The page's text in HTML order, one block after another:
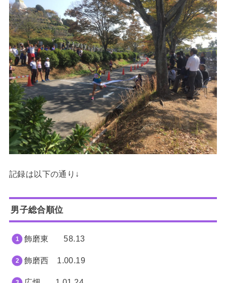
記録は以下の通り↓
男子総合順位
飾磨東 58.13
飾磨西 1.00.19